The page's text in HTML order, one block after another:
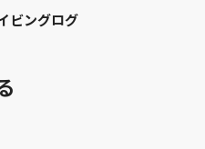
ビングログ